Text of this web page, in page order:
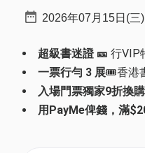
2026年07月15日(三)
超級書迷證 🎫 行VIP
一票行勻 3 展🎟️香港
入場門票獨家9折換購
用PayMe俾錢，滿